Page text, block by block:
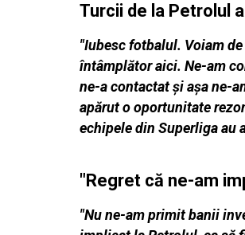
Turcii de la Petrolul
"Iubesc fotbalul. Voiam
întâmplător aici. Ne-am
ne-a contactat și așa ne-
apărut o oportunitate
echipele din Superliga au
"Regret că ne-am
"Nu ne-am primit banii